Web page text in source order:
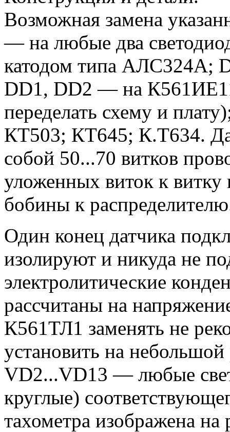
Возможная замена
— на любые два
катодом типа
DD1, DD2 — на
переделать схему и
КТ503; КТ645; К.Т634.
собой 50...70 витков
уложенных виток к витку
бобины к
Один конец датчика
изолируют и никуда не
электролитические
рассчитаны на
К561ТЛ1 заменять не
установить на
VD2...VD13 — любые
круглые)
тахометра изображена на